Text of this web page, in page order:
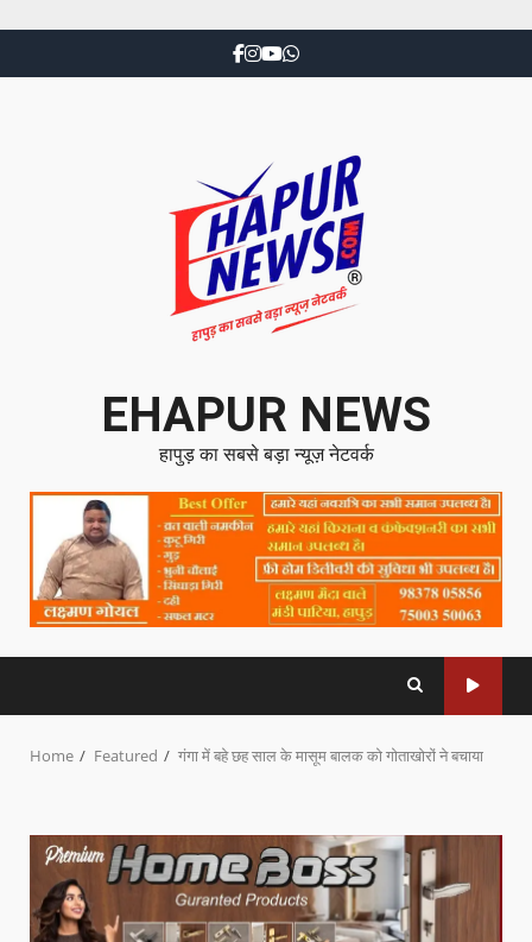
EHAPUR NEWS
हापुड़ का सबसे बड़ा न्यूज़ नेटवर्क
Home Featured गंगा में बहे छह साल के मासूम बालक को गोताखोरों ने बचाया